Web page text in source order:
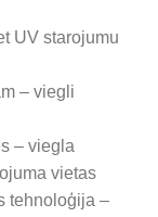
UV starojumu
– viegli
– viegla
vietas
tehnoloģija –